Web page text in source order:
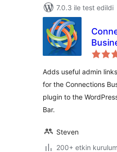
7.0.3 ile test edildi
Adds useful admin
for the Connections
plugin to the
Bar.
Steven
200+ etkin kurulum